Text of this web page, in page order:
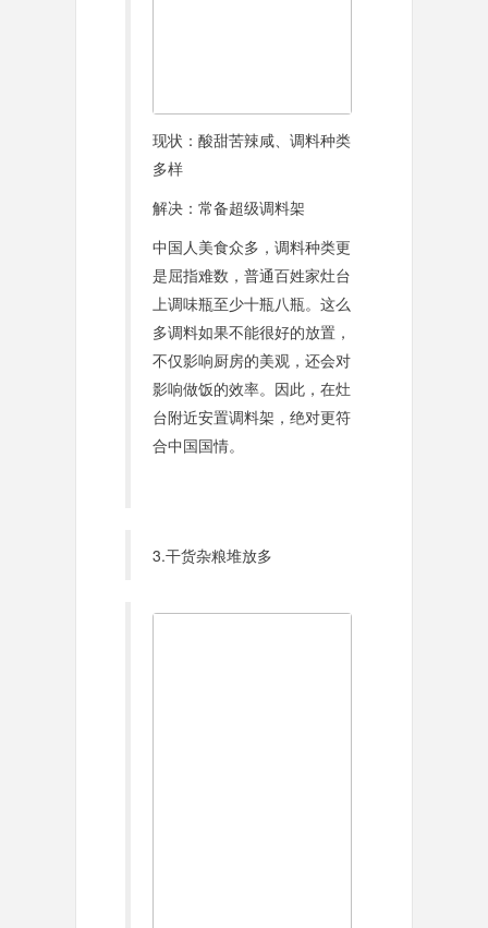
现状：酸甜苦辣咸、调料种类
多样
解决：常备超级调料架
中国人美食众多，调料种类更
是屈指难数，普通百姓家灶台
上调味瓶至少十瓶八瓶。这么
多调料如果不能很好的放置，
不仅影响厨房的美观，还会对
影响做饭的效率。因此，在灶
台附近安置调料架，绝对更符
合中国国情。
3.干货杂粮堆放多